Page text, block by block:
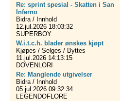
Re: sprint spesial - Skatten i San
Inferno
Bidra / Innhold
12.jul.2026 18:03:32
SUPERBOY
W.i.t.c.h. blader ønskes kjøpt
Kjøpes / Selges / Byttes
11.jul.2026 14:13:15
DOVENLORI
Re: Manglende utgivelser
Bidra / Innhold
05.jul.2026 09:32:34
LEGENDOFLORE